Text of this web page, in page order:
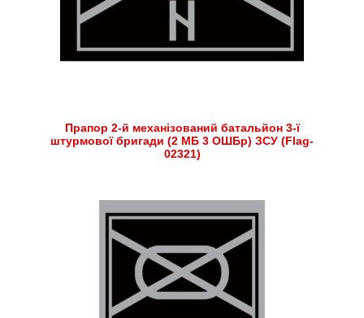
Прапор 2-й механізований батальйон 3-ї
штурмової бригади (2 МБ 3 ОШБр) ЗСУ (Flag-
02321)